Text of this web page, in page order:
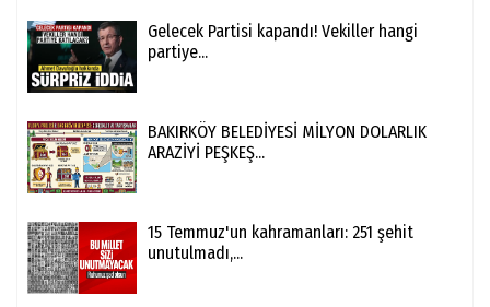
Gelecek Partisi kapandı! Vekiller hangi
partiye...
BAKIRKÖY BELEDİYESİ MİLYON DOLARLIK
ARAZİYİ PEŞKEŞ...
15 Temmuz'un kahramanları: 251 şehit
unutulmadı,...